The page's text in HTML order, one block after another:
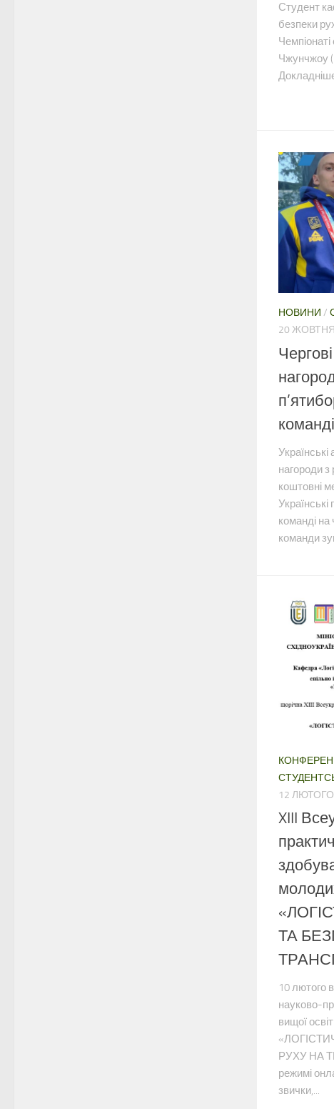
Студент
безпеки
Чемпіонаті
Чжунчжоу
НОВИНИ /
20
нагороди з
коштовні
Українські
команді
команди
12
XIII
ТА
10 лютого
науково-
вищої
РУХУ НА
режимі
звички,...